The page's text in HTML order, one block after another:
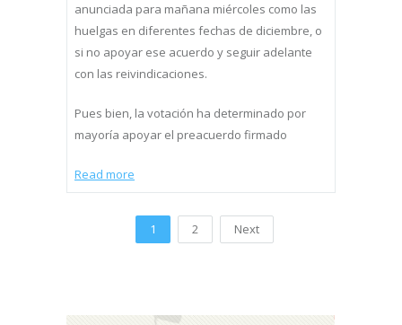
anunciada para mañana miércoles como las
huelgas en diferentes fechas de diciembre, o
si no apoyar ese acuerdo y seguir adelante
con las reivindicaciones.
Pues bien, la votación ha determinado por
mayoría apoyar el preacuerdo firmado
Read more
1 2 Next